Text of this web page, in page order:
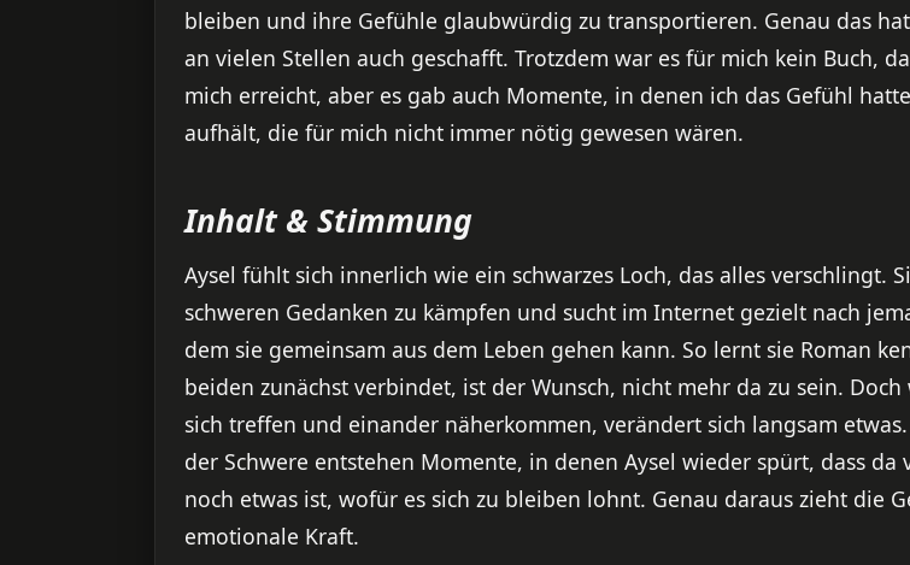
bleiben und ihre Gefühle glaubwürdig zu transportieren. Genau das hat
an vielen Stellen auch geschafft. Trotzdem war es für mich kein Buch,
mich erreicht, aber es gab auch Momente, in denen ich das Gefühl
aufhält, die für mich nicht immer nötig gewesen wären.
Inhalt & Stimmung
Aysel fühlt sich innerlich wie ein schwarzes Loch, das alles verschlingt.
schweren Gedanken zu kämpfen und sucht im Internet gezielt nach
dem sie gemeinsam aus dem Leben gehen kann. So lernt sie Roman
beiden zunächst verbindet, ist der Wunsch, nicht mehr da zu sein. Doch
sich treffen und einander näherkommen, verändert sich langsam
der Schwere entstehen Momente, in denen Aysel wieder spürt, dass da
noch etwas ist, wofür es sich zu bleiben lohnt. Genau daraus zieht die
emotionale Kraft.